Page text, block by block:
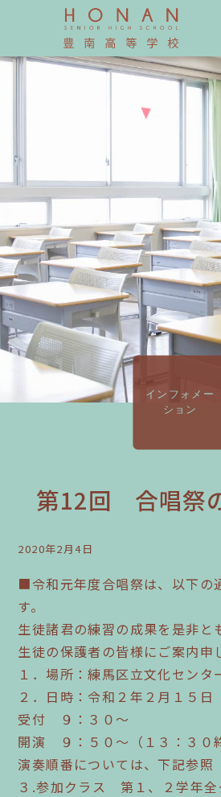
インフォメー
ション
第12回 合唱祭
2020年2月4日
■令和元年度合唱祭は、以下の
す。
生徒諸君の練習の成果を是非と
生徒の保護者の皆様にご案内申
１．場所：練馬区立文化センタ
２．日時：令和２年２月１５日
受付 ９：３０～
開演 ９：５０～（１３：３０
演奏順番については、下記参照
３.参加クラス 第１、２学年全